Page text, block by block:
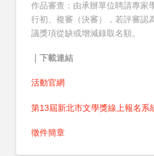
作品審查：由承辦單位聘請專家
行初、複審（決審），若評審認
議獎項從缺或增減錄取名額。
｜下載連結
活動官網
第13屆新北市文學獎線上報名系
徵件簡章